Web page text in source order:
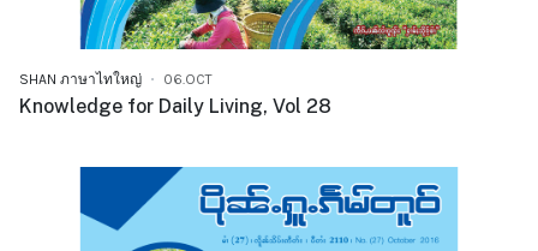
SHAN ภาษาไทใหญ่ 06.OCT
Knowledge for Daily Living, Vol 28